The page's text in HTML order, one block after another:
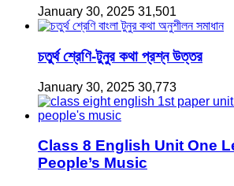
January 30, 2025 31,501
চতুর্থ শ্রেণি-টুনুর কথা প্রশ্ন উত্তর
January 30, 2025 30,773
Class 8 English Unit One
People’s Music